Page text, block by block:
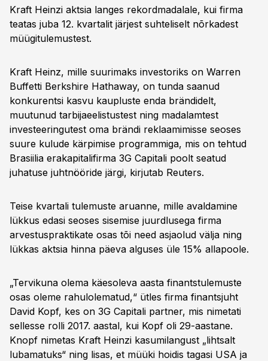
Kraft Heinzi aktsia langes rekordmadalale, kui firma
teatas juba 12. kvartalit järjest suhteliselt nõrkadest
müügitulemustest.
Kraft Heinz, mille suurimaks investoriks on Warren
Buffetti Berkshire Hathaway, on tunda saanud
konkurentsi kasvu kaupluste enda brändidelt,
muutunud tarbijaeelistustest ning madalamtest
investeeringutest oma brändi reklaamimisse seoses
suure kulude kärpimise programmiga, mis on tehtud
Brasiilia erakapitalifirma 3G Capitali poolt seatud
juhatuse juhtnööride järgi, kirjutab Reuters.
Teise kvartali tulemuste aruanne, mille avaldamine
lükkus edasi seoses sisemise juurdlusega firma
arvestuspraktikate osas tõi need asjaolud välja ning
lükkas aktsia hinna päeva alguses üle 15% allapoole.
„Tervikuna olema käesoleva aasta finantstulemuste
osas oleme rahulolematud,“ ütles firma finantsjuht
David Kopf, kes on 3G Capitali partner, mis nimetati
sellesse rolli 2017. aastal, kui Kopf oli 29-aastane.
Knopf nimetas Kraft Heinzi kasumilangust „lihtsalt
lubamatuks“ ning lisas, et müüki hoidis tagasi USA ja